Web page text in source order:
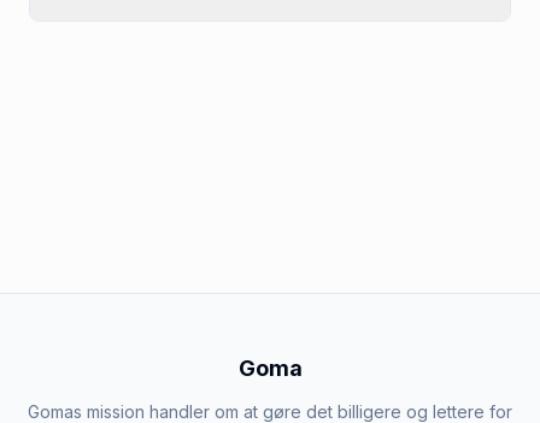
Goma
Gomas mission handler om at gøre det billigere og lettere for